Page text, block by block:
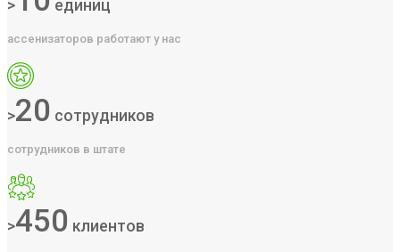
> единиц
ассенизаторов работают у нас
>20 сотрудников
сотрудников в штате
>450 клиентов